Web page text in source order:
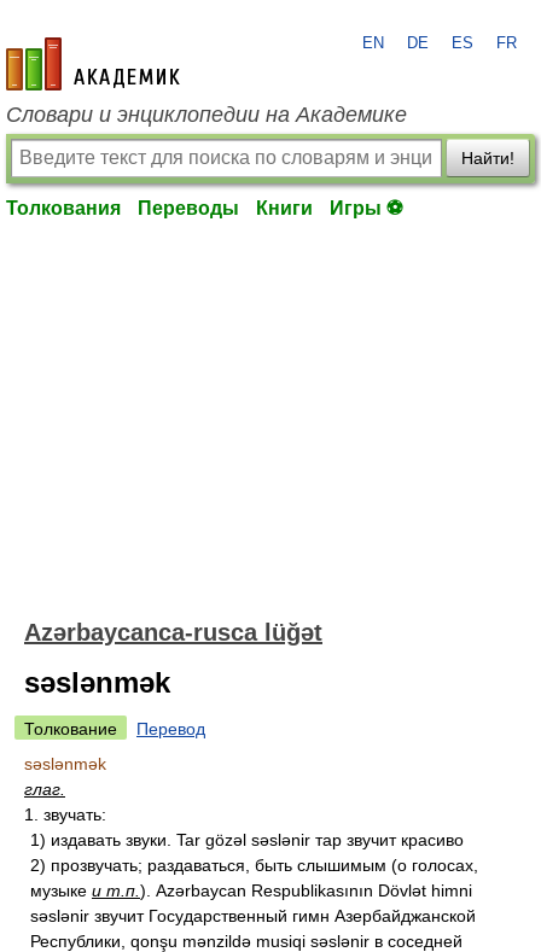
academic.ru
EN DE ES FR
Словари и энциклопедии на Академике
Найти!
Толкования Переводы Книги Игры ⚽
Azərbaycanca-rusca lüğət
səslənmək
Толкование
Перевод
səslənmək
глаг.
1. звучать:
1) издавать звуки. Tar gözəl səslənir тар звучит красиво
2) прозвучать; раздаваться, быть слышимым (о голосах,
музыке и т.п. ). Azərbaycan Respublikasının Dövlət himni
səslənir звучит Государственный гимн Азербайджанской
Республики, qonşu mənzildə musiqi səslənir в соседней